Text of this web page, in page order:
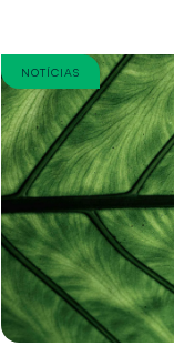
NOTÍCIAS